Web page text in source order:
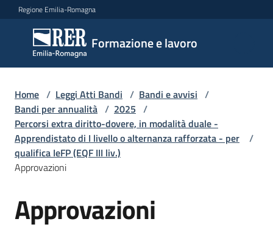
Vai al contenuto
Vai alla navigazione
Vai al footer
Regione Emilia-Romagna
Formazione e lavoro
Formazione
e lavoro
Argomenti
Novità
Servizi
Home / Leggi Atti Bandi / Bandi e avvisi /
Bandi per annualità / 2025 /
Percorsi extra diritto-dovere, in modalità duale -
Apprendistato di I livello o alternanza rafforzata - per
qualifica IeFP (EQF III liv.)
/
Approvazioni
Salta al contenuto
Approvazioni